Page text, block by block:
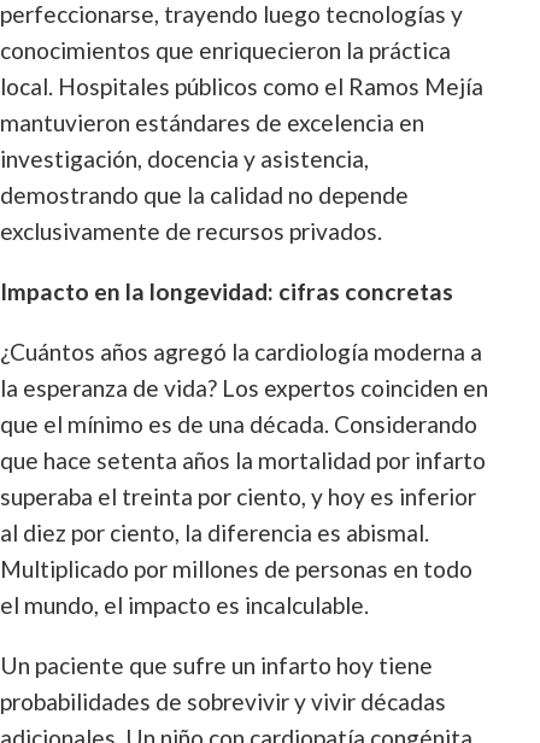
perfeccionarse, trayendo luego tecnologías y
conocimientos que enriquecieron la práctica
local. Hospitales públicos como el Ramos Mejía
mantuvieron estándares de excelencia en
investigación, docencia y asistencia,
demostrando que la calidad no depende
exclusivamente de recursos privados.
Impacto en la longevidad: cifras concretas
¿Cuántos años agregó la cardiología moderna a
la esperanza de vida? Los expertos coinciden en
que el mínimo es de una década. Considerando
que hace setenta años la mortalidad por infarto
superaba el treinta por ciento, y hoy es inferior
al diez por ciento, la diferencia es abismal.
Multiplicado por millones de personas en todo
el mundo, el impacto es incalculable.
Un paciente que sufre un infarto hoy tiene
probabilidades de sobrevivir y vivir décadas